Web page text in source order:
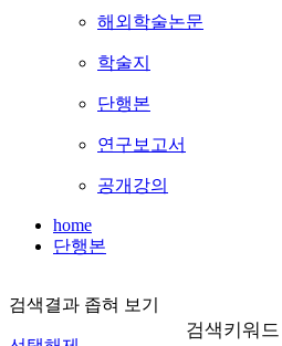
해외학술논문
학술지
단행본
연구보고서
공개강의
home
단행본
검색결과 좁혀 보기
검색키워드